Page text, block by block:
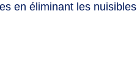
en éliminant les nuisibles